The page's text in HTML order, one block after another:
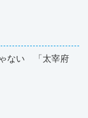
ない 「太宰府